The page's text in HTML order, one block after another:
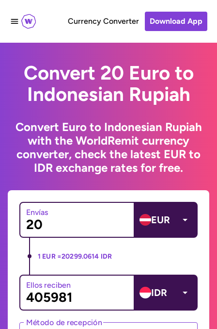
Currency Converter Download App
Convert 20 Euro to
Indonesian Rupiah
Convert Euro to Indonesian Rupiah
with the WorldRemit currency
converter, check the latest EUR to
IDR exchange rates for free.
Envías
EUR
1 EUR =20299.0614 IDR
Ellos reciben
IDR
Método de recepción